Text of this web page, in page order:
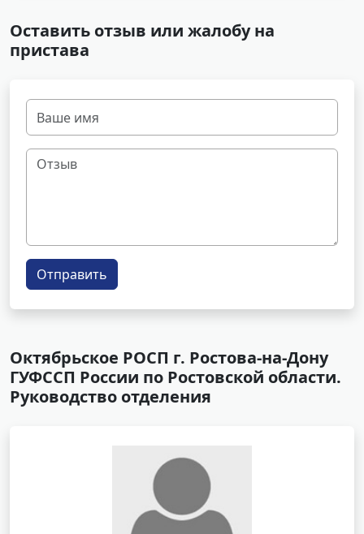
Оставить отзыв или жалобу на
пристава
Отправить
Октябрьское РОСП г. Ростова-на-Дону
ГУФССП России по Ростовской области.
Руководство отделения